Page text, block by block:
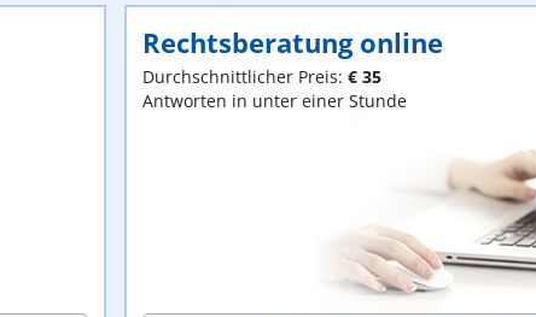
Rechtsberatung online
Durchschnittlicher Preis: € 35
Antworten in unter einer Stunde